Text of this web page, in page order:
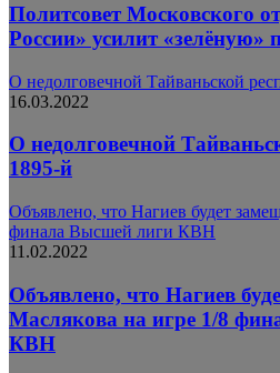
Политсовет Московского
России» усилит «зелёную»
О недолговечной Тайваньской
16.03.2022
О недолговечной
1895-й
Объявлено, что Нагиев будет
финала Высшей лиги КВН
11.02.2022
Объявлено, что Нагиев
Маслякова на игре 1/8
КВН